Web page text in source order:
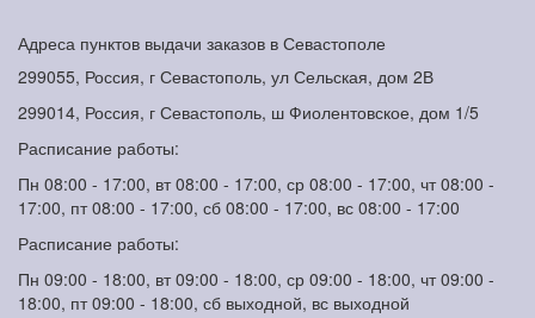
Адреса пунктов выдачи заказов в Севастополе
299055, Россия, г Севастополь, ул Сельская, дом 2В
299014, Россия, г Севастополь, ш Фиолентовское, дом 1/5
Расписание работы:
Пн 08:00 - 17:00, вт 08:00 - 17:00, ср 08:00 - 17:00, чт 08:00 -
17:00, пт 08:00 - 17:00, сб 08:00 - 17:00, вс 08:00 - 17:00
Расписание работы:
Пн 09:00 - 18:00, вт 09:00 - 18:00, ср 09:00 - 18:00, чт 09:00 -
18:00, пт 09:00 - 18:00, сб выходной, вс выходной